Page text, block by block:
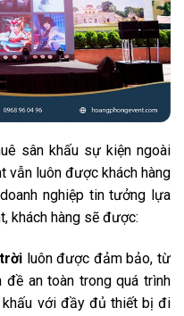
sân khấu sự kiện ngoài
vẫn luôn được khách hàng
nghiệp tin tưởng lựa
khách hàng sẽ được:
luôn được đảm bảo, từ
an toàn trong quá trình
khấu với đầy đủ thiết bị đi